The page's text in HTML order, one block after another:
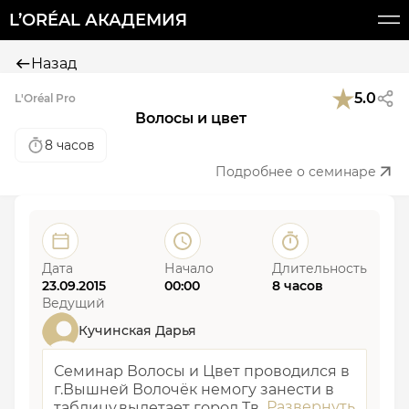
L’ORÉAL АКАДЕМИЯ
Назад
L'Oréal Pro
5.0
Волосы и цвет
8 часов
Подробнее о семинаре
Дата
23.09.2015
Начало
00:00
Длительность
8 часов
Ведущий
Кучинская Дарья
Семинар Волосы и Цвет проводился в
г.Вышней Волочёк немогу занести в